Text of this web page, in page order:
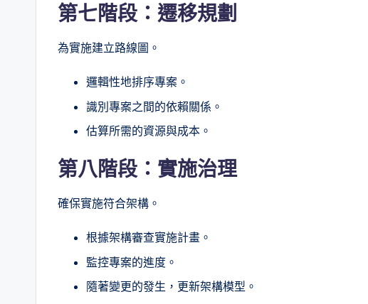
第七階段：遷移規劃
為實施建立路線圖。
邏輯性地排序專案。
識別專案之間的依賴關係。
估算所需的資源與成本。
第八階段：實施治理
確保實施符合架構。
根據架構審查實施計畫。
監控專案的進度。
隨著變更的發生，更新架構模型。